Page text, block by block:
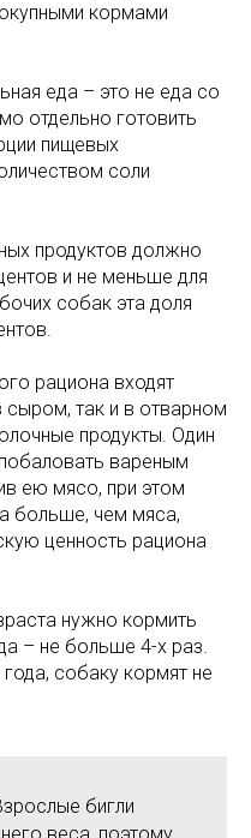
кормами
еда – это не еда со
отдельно готовить
пищевых
соли
продуктов должно
и не меньше для
собак эта доля
рациона входят
так и в отварном
продукты. Один
вареным
ею мясо, при этом
больше, чем мяса,
ценность рациона
нужно кормить
– не больше 4-х раз.
собаку кормят не
бигли